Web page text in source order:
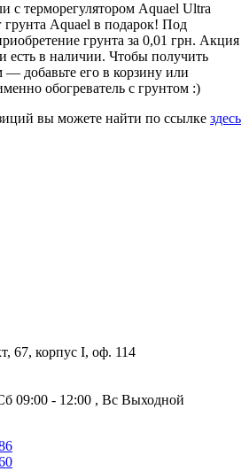
с терморегулятором Aquael Ultra
грунта Aquael в подарок! Под
грунта за 0,01 грн. Акция
есть в наличии. Чтобы получить
— добавьте его в корзину или
обогреватель с грунтом :)
вы можете найти по ссылке здесь
67, корпус I, оф. 114
09:00 - 12:00 , Вс Выходной